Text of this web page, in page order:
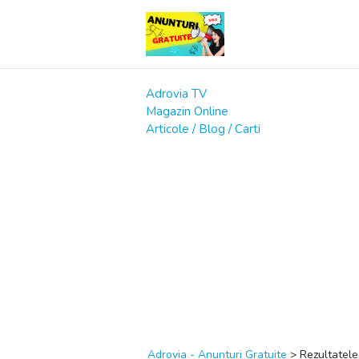
Adrovia TV
Magazin Online
Articole / Blog / Carti
Adrovia - Anunturi Gratuite >